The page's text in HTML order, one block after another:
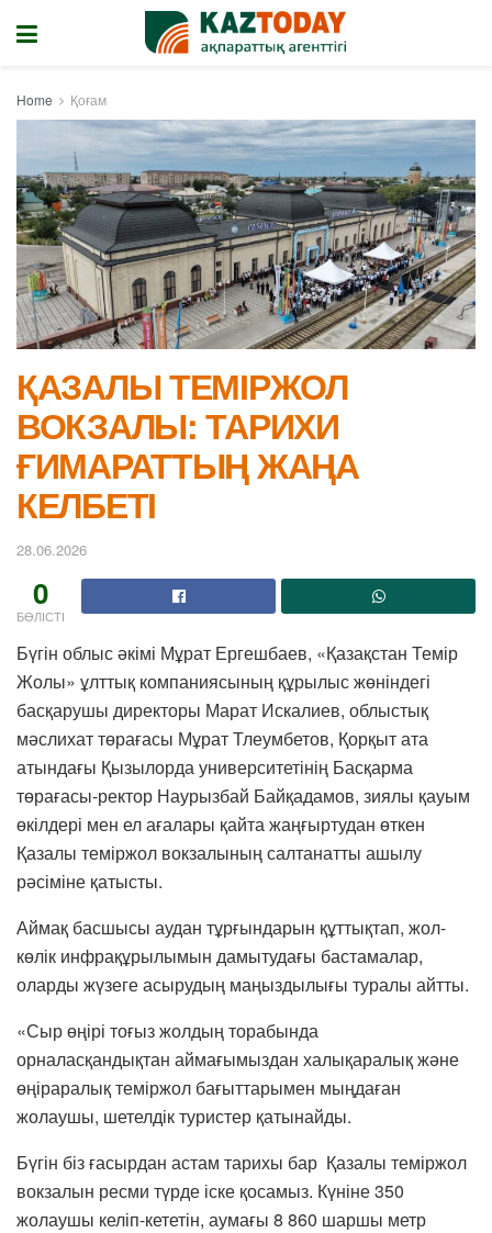
Home Қоғам
ҚАЗАЛЫ ТЕМІРЖОЛ
ВОКЗАЛЫ: ТАРИХИ
ҒИМАРАТТЫҢ ЖАҢА
КЕЛБЕТІ
28.06.2026
0
БӨЛІСТІ
Бүгін облыс әкімі Мұрат Ергешбаев, «Қазақстан Темір
Жолы» ұлттық компаниясының құрылыс жөніндегі
басқарушы директоры Марат Искалиев, облыстық
мәслихат төрағасы Мұрат Тлеумбетов, Қорқыт ата
атындағы Қызылорда университетінің Басқарма
төрағасы-ректор Наурызбай Байқадамов, зиялы қауым
өкілдері мен ел ағалары қайта жаңғыртудан өткен
Қазалы теміржол вокзалының салтанатты ашылу
рәсіміне қатысты.
Аймақ басшысы аудан тұрғындарын құттықтап, жол-
көлік инфрақұрылымын дамытудағы бастамалар,
оларды жүзеге асырудың маңыздылығы туралы айтты.
«Сыр өңірі тоғыз жолдың торабында
орналасқандықтан аймағымыздан халықаралық және
өңіраралық теміржол бағыттарымен мыңдаған
жолаушы, шетелдік туристер қатынайды.
Бүгін біз ғасырдан астам тарихы бар Қазалы теміржол
вокзалын ресми түрде іске қосамыз. Күніне 350
жолаушы келіп-кететін, аумағы 8 860 шаршы метр